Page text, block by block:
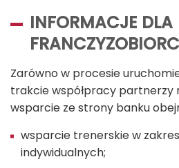
INFORMACJE DLA
Zarówno w procesie
trakcie współpracy partnerzy
wsparcie ze strony banku
wsparcie trenerskie w
indywidualnych;